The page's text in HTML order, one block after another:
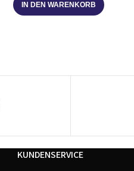
IN DEN WARENKORB
KUNDENSERVICE